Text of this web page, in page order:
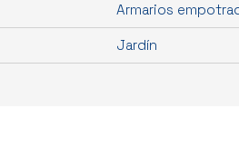
Armarios
Jardín